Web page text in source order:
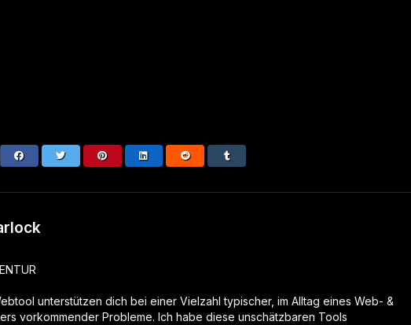
unterstützen dich bei einer Vielzahl typischer, im Alltag eines Web- &
vorkommender Probleme. Ich habe diese unschätzbaren Tools